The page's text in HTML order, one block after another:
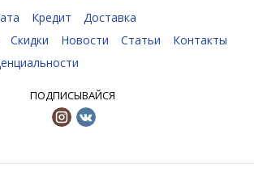
Кредит
Доставка
Скидки Новости Статьи
Контакты
ПОДПИСЫВАЙСЯ